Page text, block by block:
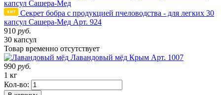
Секрет бобра с продукцией пчеловодства - для легких 30
капсул Сашера-Мед Арт. 924
910 руб.
30 капсул
Товар временно отсутствует
Лавандовый мёд Крым Арт. 1007
990 руб.
1 кг
Кол-во: